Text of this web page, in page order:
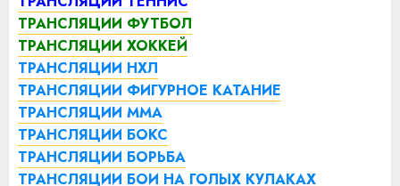
ТРАНСЛЯЦИИ ФУТБОЛ
ТРАНСЛЯЦИИ ХОККЕЙ
ТРАНСЛЯЦИИ НХЛ
ТРАНСЛЯЦИИ ФИГУРНОЕ КАТАНИЕ
ТРАНСЛЯЦИИ ММА
ТРАНСЛЯЦИИ БОКС
ТРАНСЛЯЦИИ БОРЬБА
ТРАНСЛЯЦИИ БОИ НА ГОЛЫХ КУЛАКАХ